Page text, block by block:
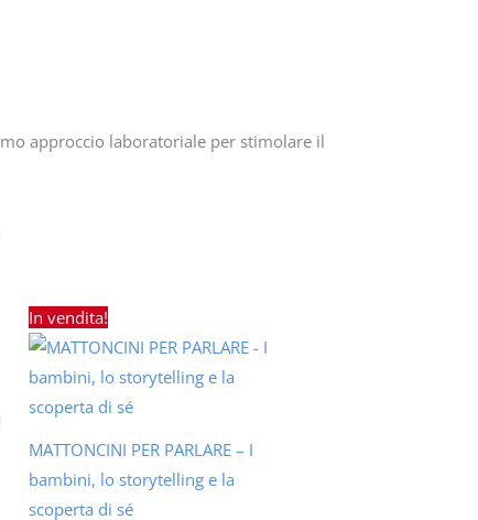
In vendita!
MATTONCINI PER PARLARE – I
bambini, lo storytelling e la
scoperta di sé
Il
prezzo
originale
era:
200,00 €.
attuale
160,00 €.